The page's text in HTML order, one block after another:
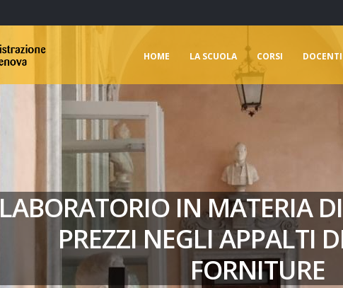
HOME LA SCUOLA CORSI DOCENTI
LABORATORIO IN MATERIA
PREZZI NEGLI APPALTI
FORNITURE